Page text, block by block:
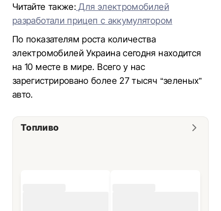
Читайте также: Для электромобилей
разработали прицеп с аккумулятором
По показателям роста количества
электромобилей Украина сегодня находится
на 10 месте в мире. Всего у нас
зарегистрировано более 27 тысяч “зеленых”
авто.
Топливо